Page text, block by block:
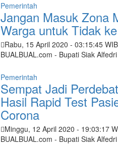
Pemerintah
Jangan Masuk Zona
Warga untuk Tidak
Rabu, 15 April 2020 - 03:15:45 WIB
BUALBUAL.com - Bupati Siak
Pemerintah
Sempat Jadi
Hasil Rapid Test
Corona
Minggu, 12 April 2020 - 19:03:17
BUALBUAL.com - Bupati Siak